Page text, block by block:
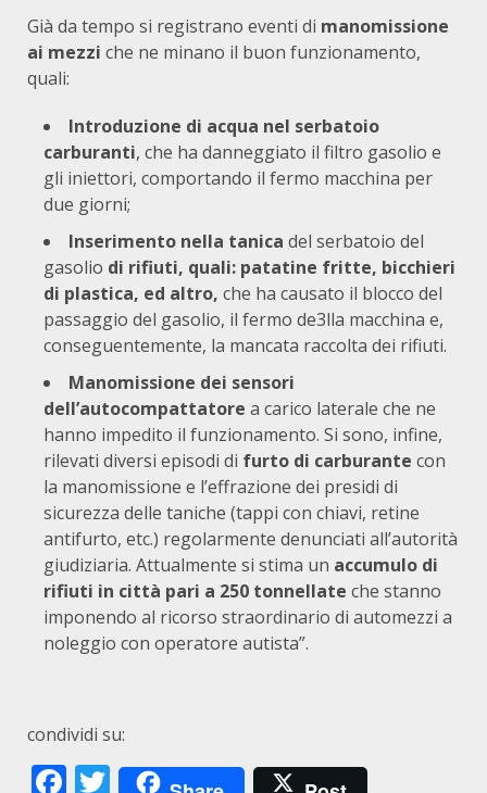
Già da tempo si registrano eventi di manomissione
ai mezzi che ne minano il buon funzionamento,
quali:
Introduzione di acqua nel serbatoio
carburanti, che ha danneggiato il filtro gasolio e
gli iniettori, comportando il fermo macchina per
due giorni;
Inserimento nella tanica del serbatoio del
gasolio di rifiuti, quali: patatine fritte, bicchieri
di plastica, ed altro, che ha causato il blocco del
passaggio del gasolio, il fermo de3lla macchina e,
conseguentemente, la mancata raccolta dei rifiuti.
Manomissione dei sensori
dell’autocompattatore a carico laterale che ne
hanno impedito il funzionamento. Si sono, infine,
rilevati diversi episodi di furto di carburante con
la manomissione e l’effrazione dei presidi di
sicurezza delle taniche (tappi con chiavi, retine
antifurto, etc.) regolarmente denunciati all’autorità
giudiziaria. Attualmente si stima un accumulo di
rifiuti in città pari a 250 tonnellate che stanno
imponendo al ricorso straordinario di automezzi a
noleggio con operatore autista”.
condividi su:
Facebook
Twitter